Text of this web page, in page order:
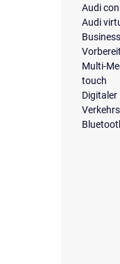
Audi
Audi
Multi-
touch
Digitaler